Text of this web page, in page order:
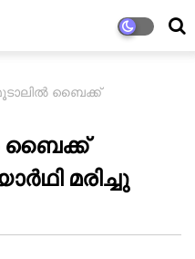
മൂടാലില്‍ ബൈക്ക്
ബൈക്ക്
മരിച്ചു